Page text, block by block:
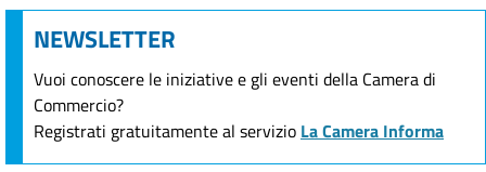
NEWSLETTER
Vuoi conoscere le iniziative e gli eventi della Camera di
Commercio?
Registrati gratuitamente al servizio La Camera Informa